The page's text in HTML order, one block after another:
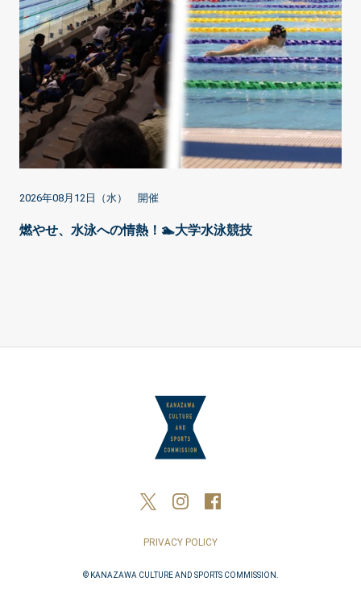
2026年08月12日（水） 開催
燃やせ、水泳への情熱！🏊大学水泳競技
PRIVACY POLICY
© KANAZAWA CULTURE AND SPORTS COMMISSION.